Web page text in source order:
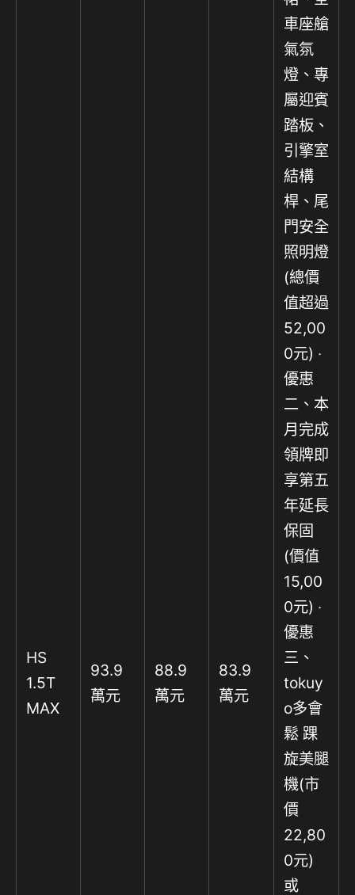
HS
1.5T
MAX
93.9
萬元
88.9
萬元
83.9
萬元
車座艙
氣氛
燈、專
屬迎賓
踏板、
引擎室
結構
桿、尾
門安全
照明燈
(總價
值超過
52,00
0元) ‧
優惠
二、本
月完成
領牌即
享第五
年延長
保固
(價值
15,00
0元) ‧
優惠
三、
tokuy
o多會
鬆 踝
旋美腿
機(市
價
22,80
0元)
或